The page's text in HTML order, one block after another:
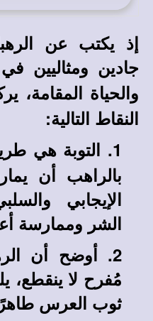
إذ يكتب عن
جادين ومثاليين في
والحياة المقامة،
النقاط التالية:
1. التوبة هي
بالراهب أن
الإيجابي
الشر وممارسة
2.
أوضح أن
مُفرح لا ينقطع،
ثوب العرس